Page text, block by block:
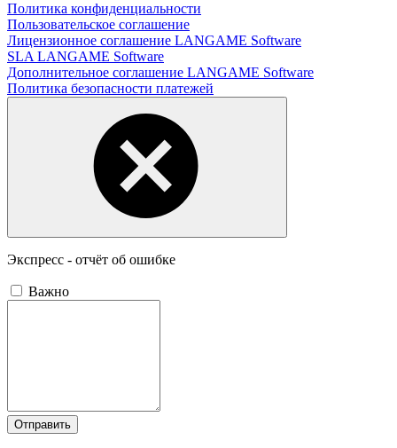
Политика конфиденциальности
Пользовательское соглашение
Лицензионное соглашение LANGAME Software
SLA LANGAME Software
Дополнительное соглашение LANGAME Software
Политика безопасности платежей
Экспресс - отчёт об ошибке
Важно
Отправить